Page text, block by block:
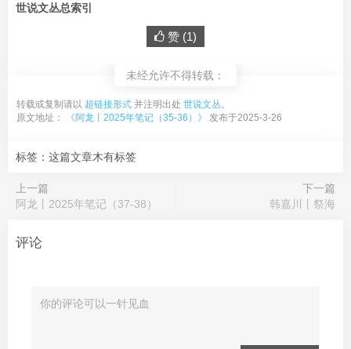
世说文丛总索引
赞 (1)
未经允许不得转载：
转载或复制请以 超链接形式 并注明出处 世说文丛。
原文地址：
《阿龙丨2025年笔记（35-36）》 发布于2025-3-26
标签：这篇文章木有标签
上一篇
阿龙丨2025年笔记（37-38）
下一篇
韩嘉川丨祭海
评论